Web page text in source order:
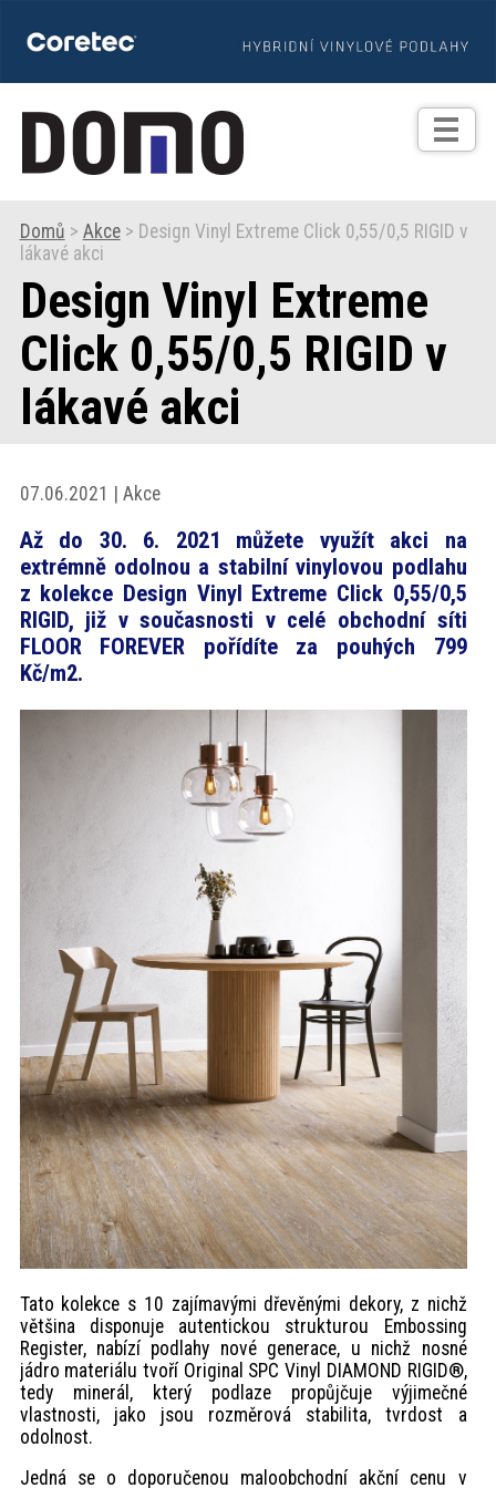
TIPY
Zprávy
Praxe
Fotogalerie
Produkty
Prodejní
ProfiMag
Kontakt
Domů > Akce> Design Vinyl Extreme Click 0,55/0,5 RIGID v
lákavé akci
Design Vinyl Extreme
Click 0,55/0,5 RIGID v
lákavé akci
07.06.2021 | Akce
Až do 30. 6. 2021 můžete využít akci na
extrémně odolnou a stabilní vinylovou podlahu
z kolekce Design Vinyl Extreme Click 0,55/0,5
RIGID, již v současnosti v celé obchodní síti
FLOOR FOREVER pořídíte za pouhých 799
Kč/m2.
Tato kolekce s 10 zajímavými dřevěnými dekory, z nichž
většina disponuje autentickou strukturou Embossing
Register, nabízí podlahy nové generace, u nichž nosné
jádro materiálu tvoří Original SPC Vinyl DIAMOND RIGID®,
tedy minerál, který podlaze propůjčuje výjimečné
vlastnosti, jako jsou rozměrová stabilita, tvrdost a
odolnost.
Jedná se o doporučenou maloobchodní akční cenu v